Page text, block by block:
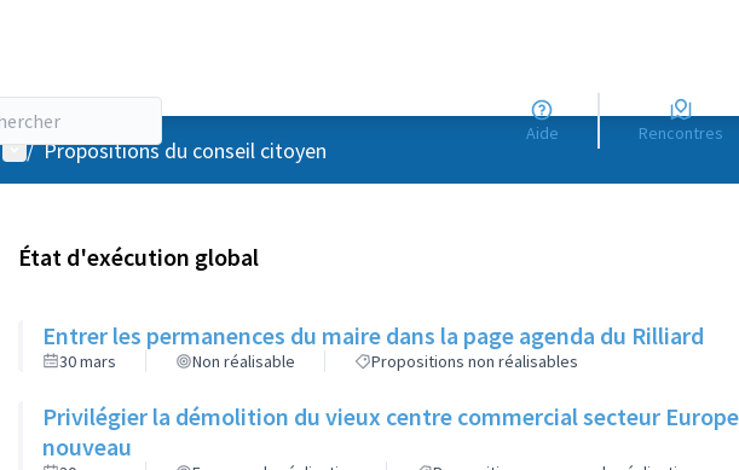
Aide Rencontres
Menu utilisateur
/ Propositions du conseil citoyen
État d'exécution global
Entrer les permanences du maire dans la page agenda du Rilliard
30 mars Non réalisable Propositions non réalisables
Privilégier la démolition du vieux centre commercial secteur
nouveau